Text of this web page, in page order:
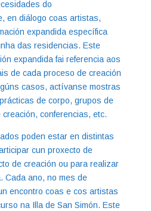
do
en diálogo coas artistas,
expandida específica
das residencias. Este
expandida fai referencia aos
de cada proceso de creación
casos, actívanse mostras
de corpo, grupos de
conferencias, etc.
poden estar en distintas
cun proxecto de
de creación ou para realizar
Cada ano, no mes de
encontro coas e cos artistas
na Illa de San Simón. Este